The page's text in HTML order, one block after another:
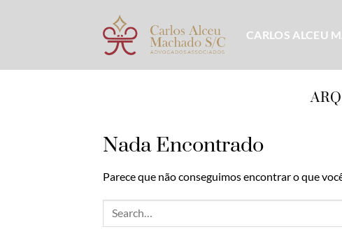
CARLOS ALCEU
Nada Encontrado
Parece que não conseguimos encontrar o que